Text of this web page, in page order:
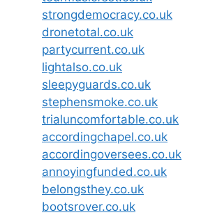
strongdemocracy.co.uk
dronetotal.co.uk
partycurrent.co.uk
lightalso.co.uk
sleepyguards.co.uk
stephensmoke.co.uk
trialuncomfortable.co.uk
accordingchapel.co.uk
accordingoversees.co.uk
annoyingfunded.co.uk
belongsthey.co.uk
bootsrover.co.uk